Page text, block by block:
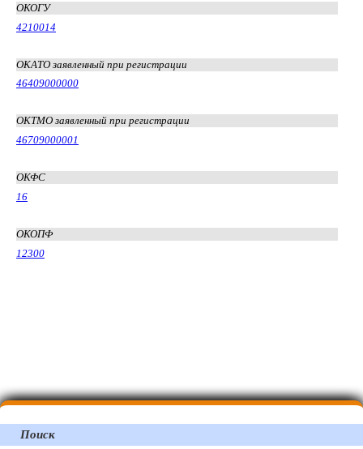
ОКОГУ
4210014
ОКАТО заявленный при регистрации
46409000000
ОКТМО заявленный при регистрации
46709000001
ОКФС
16
ОКОПФ
12300
Поиск